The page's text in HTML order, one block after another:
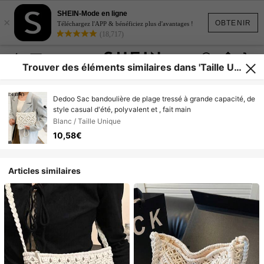
OBTENIR
×
SHEIN-Mode en ligne
Téléchargez l'APP & bénéficiez plus d'avantages !
(18,717)
Trouver des éléments similaires dans 'Taille Uni
que'
Dedoo Sac bandoulière de plage tressé à grande capacité, de
style casual d'été, polyvalent et , fait main
Blanc / Taille Unique
10,58€
Articles similaires